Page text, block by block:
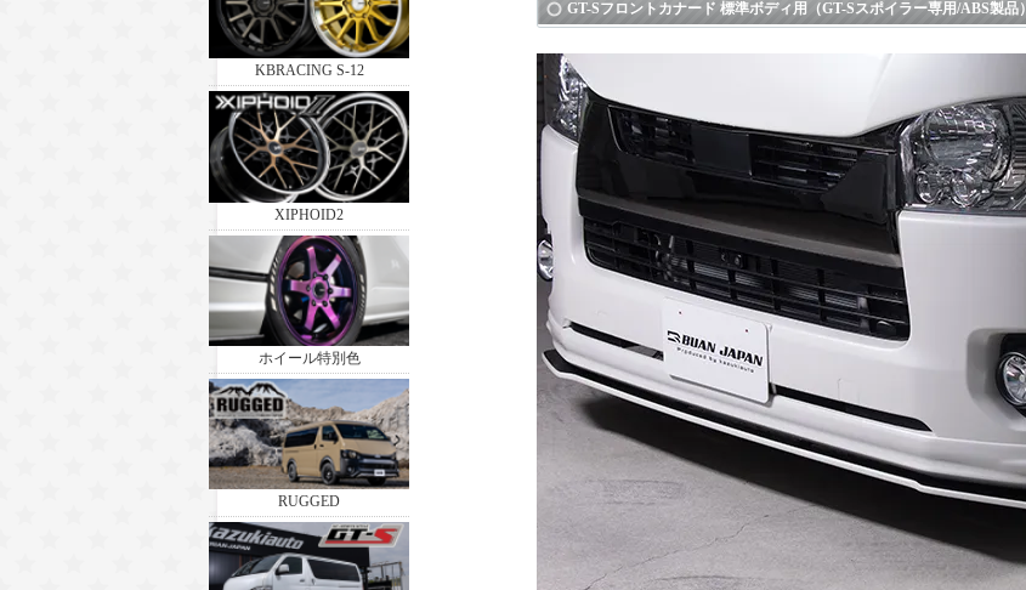
KBRACING S-12
XIPHOID2
ホイール特別色
RUGGED
GT-Sフロントカナード 標準ボディ用（GT-Sスポイラー専用/ABS製品）